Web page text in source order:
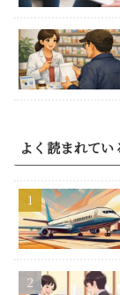
よく読まれてい